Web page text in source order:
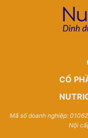
CỔ
Mã số doanh nghiệp:
Nội